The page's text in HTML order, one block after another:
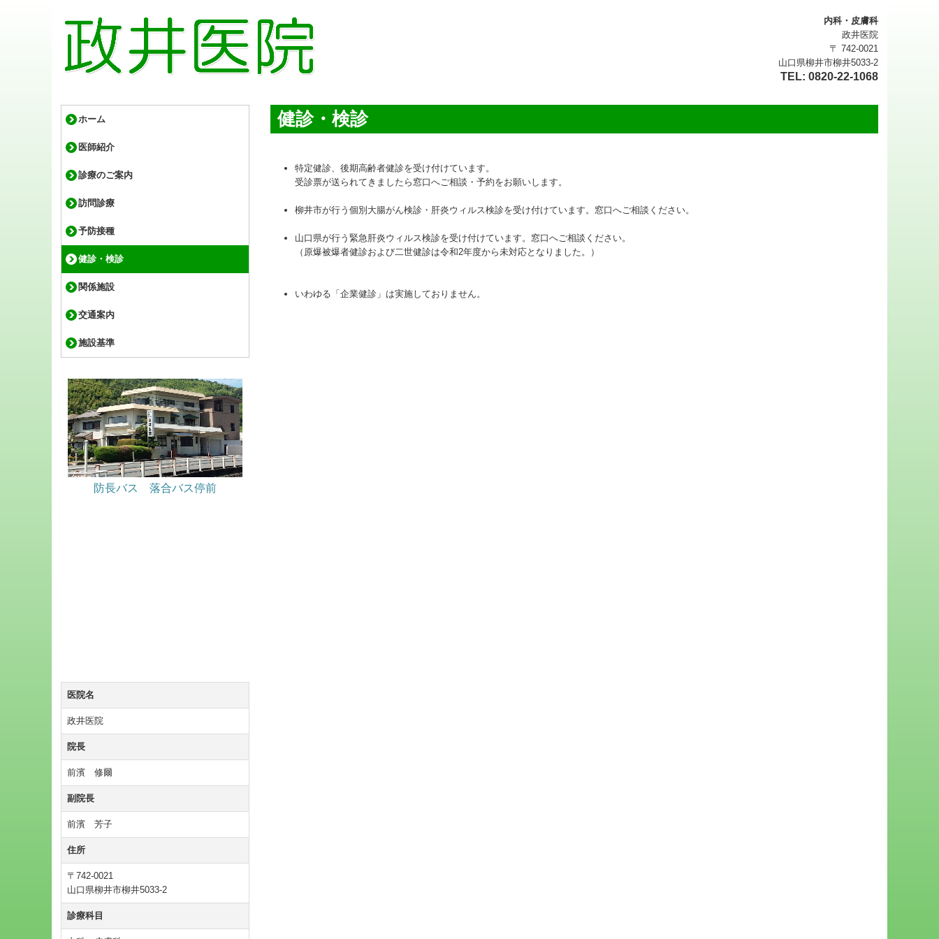
内科・皮膚科
政井医院
〒 742-0021
山口県柳井市柳井5033-2
TEL: 0820-22-1068
ホーム
医師紹介
診療のご案内
訪問診療
予防接種
健診・検診
関係施設
交通案内
施設基準
防長バス 落合バス停前
医院名
政井医院
院長
前濱 修爾
副院長
前濱 芳子
住所
〒742-0021
山口県柳井市柳井5033-2
診療科目
健診・検診
特定健診、後期高齢者健診を受け付けています。
受診票が送られてきましたら窓口へご相談・予約をお願いします。
柳井市が行う個別大腸がん検診・肝炎ウィルス検診を受け付けています。窓口へご相談ください。
山口県が行う緊急肝炎ウィルス検診を受け付けています。窓口へご相談ください。
（原爆被爆者健診および二世健診は令和2年度から未対応となりました。）
いわゆる「企業健診」は実施しておりません。